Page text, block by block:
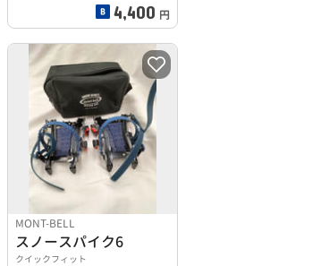
4,400 円
MONT-BELL
スノースパイク6
クイックフィット